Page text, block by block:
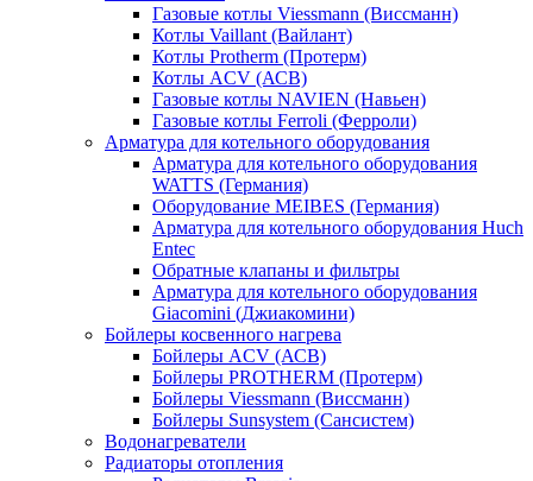
Газовые котлы Viessmann (Виссманн)
Котлы Vaillant (Вайлант)
Котлы Protherm (Протерм)
Котлы ACV (АСВ)
Газовые котлы NAVIEN (Навьен)
Газовые котлы Ferroli (Ферроли)
Арматура для котельного оборудования
Арматура для котельного оборудования
WATTS (Германия)
Оборудование MEIBES (Германия)
Арматура для котельного оборудования Huch
Entec
Обратные клапаны и фильтры
Арматура для котельного оборудования
Giacomini (Джиакомини)
Бойлеры косвенного нагрева
Бойлеры ACV (АСВ)
Бойлеры PROTHERM (Протерм)
Бойлеры Viessmann (Виссманн)
Бойлеры Sunsystem (Сансистем)
Водонагреватели
Радиаторы отопления